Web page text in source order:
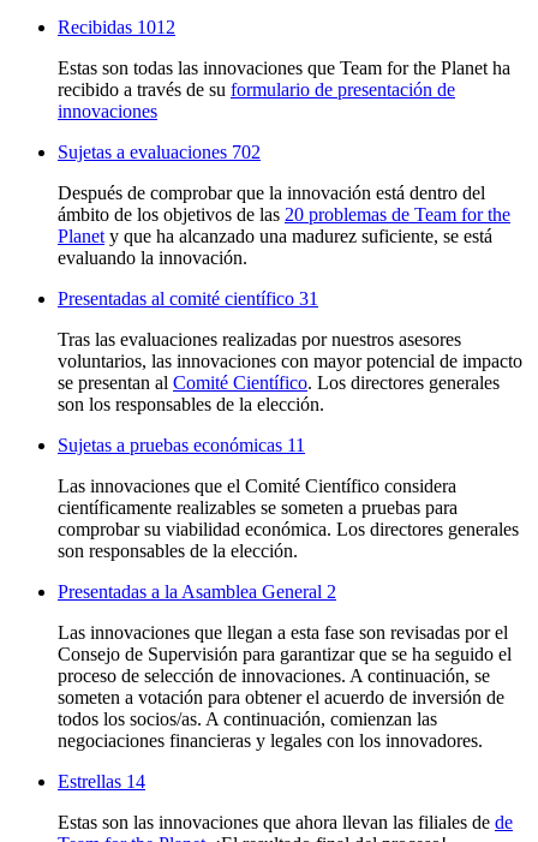
Recibidas 1012
Estas son todas las innovaciones que Team for the Planet ha
recibido a través de su formulario de presentación de
innovaciones
Sujetas a evaluaciones 702
Después de comprobar que la innovación está dentro del
ámbito de los objetivos de las 20 problemas de Team for the
Planet y que ha alcanzado una madurez suficiente, se está
evaluando la innovación.
Presentadas al comité científico 31
Tras las evaluaciones realizadas por nuestros asesores
voluntarios, las innovaciones con mayor potencial de impacto
se presentan al Comité Científico. Los directores generales
son los responsables de la elección.
Sujetas a pruebas económicas 11
Las innovaciones que el Comité Científico considera
científicamente realizables se someten a pruebas para
comprobar su viabilidad económica. Los directores generales
son responsables de la elección.
Presentadas a la Asamblea General 2
Las innovaciones que llegan a esta fase son revisadas por el
Consejo de Supervisión para garantizar que se ha seguido el
proceso de selección de innovaciones. A continuación, se
someten a votación para obtener el acuerdo de inversión de
todos los socios/as. A continuación, comienzan las
negociaciones financieras y legales con los innovadores.
Estrellas 14
Estas son las innovaciones que ahora llevan las filiales de de